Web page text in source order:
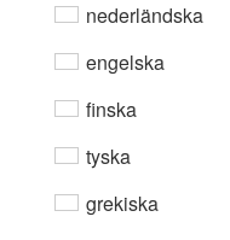
nederländska
engelska
finska
tyska
grekiska